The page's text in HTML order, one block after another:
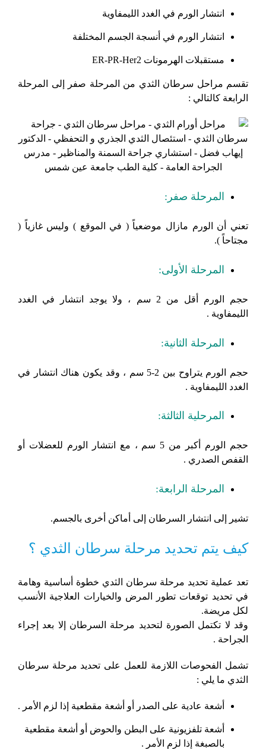
انتشار الورم في الغدد الليمفاوية
انتشار الورم في أنسجة الجسم المختلفة
مستقبلات الهرمونات ER-PR-Her2
تقسم مراحل سرطان الثدي من المرحلة صفر إلى المرحلة
الرابعة كالتالي :
المرحلة صفر:
تعني أن الورم مازال موضعياً ( في الموقع ) وليس غازياً (
مجتاحاً ).
المرحلة الأولى:
حجم الورم أقل من 2 سم ، ولا يوجد انتشار في الغدد
الليمفاوية .
المرحلة الثانية:
حجم الورم يتراوح بين 2-5 سم ، وقد يكون هناك انتشار في
الغدد الليمفاوية .
المرحلية الثالثة:
حجم الورم أكبر من 5 سم ، مع انتشار الورم للعضلات أو
القفص الصدري .
المرحلة الرابعة:
تشير إلى انتشار السرطان إلى أماكن أخرى بالجسم.
كيف يتم تحديد مرحلة سرطان الثدي ؟
تعد عملية تحديد مرحلة سرطان الثدي خطوة أساسية وهامة
في تحديد توقعات تطور المرض والخيارات العلاجية الأنسب
لكل مريضة.
وقد لا تكتمل الصورة لتحديد مرحلة السرطان إلا بعد إجراء
الجراحة .
تشمل الفحوصات اللازمة للعمل على تحديد مرحلة سرطان
الثدي ما يلي :
أشعة عادية على الصدر أو أشعة مقطعية إذا لزم الأمر .
أشعة تلفزيونية على البطن والحوض أو أشعة مقطعية
بالصبغة إذا لزم الأمر .